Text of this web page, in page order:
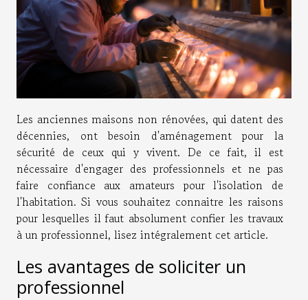
Les anciennes maisons non rénovées, qui datent des
décennies, ont besoin d'aménagement pour la
sécurité de ceux qui y vivent. De ce fait, il est
nécessaire d'engager des professionnels et ne pas
faire confiance aux amateurs pour l'isolation de
l'habitation. Si vous souhaitez connaitre les raisons
pour lesquelles il faut absolument confier les travaux
à un professionnel, lisez intégralement cet article.
Les avantages de soliciter un
professionnel